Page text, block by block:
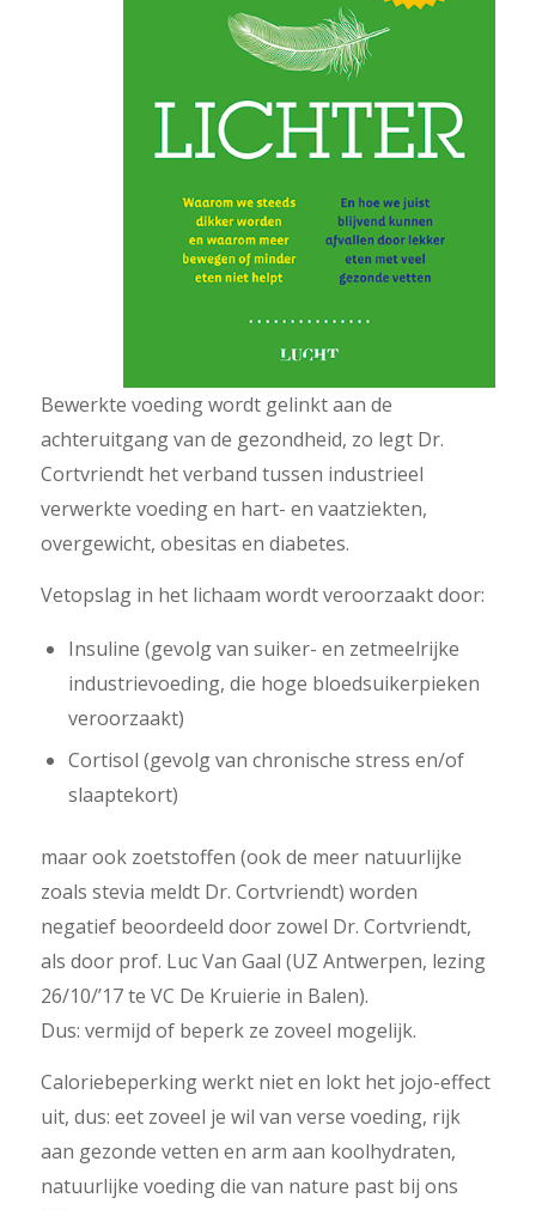
Bewerkte voeding wordt gelinkt aan de
achteruitgang van de gezondheid, zo legt Dr.
Cortvriendt het verband tussen industrieel
verwerkte voeding en hart- en vaatziekten,
overgewicht, obesitas en diabetes.
Vetopslag in het lichaam wordt veroorzaakt door:
Insuline (gevolg van suiker- en zetmeelrijke
industrievoeding, die hoge bloedsuikerpieken
veroorzaakt)
Cortisol (gevolg van chronische stress en/of
slaaptekort)
maar ook zoetstoffen (ook de meer natuurlijke
zoals stevia meldt Dr. Cortvriendt) worden
negatief beoordeeld door zowel Dr. Cortvriendt,
als door prof. Luc Van Gaal (UZ Antwerpen, lezing
26/10/’17 te VC De Kruierie in Balen).
Dus: vermijd of beperk ze zoveel mogelijk.
Caloriebeperking werkt niet en lokt het jojo-effect
uit, dus: eet zoveel je wil van verse voeding, rijk
aan gezonde vetten en arm aan koolhydraten,
natuurlijke voeding die van nature past bij ons